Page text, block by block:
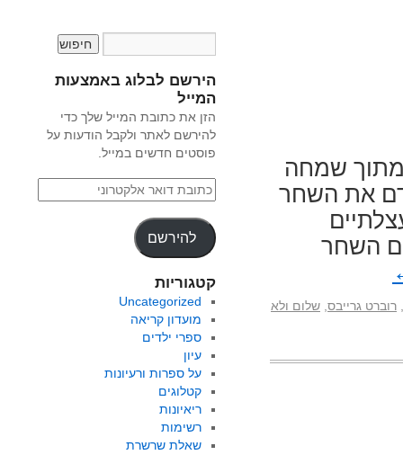
מתוך שמחה
את השחר
השחר
רוברט גרייבס שלום ולא
הירשם לבלוג באמצעות
המייל
הזן את כתובת המייל שלך כדי
להירשם לאתר ולקבל הודעות על
פוסטים חדשים במייל.
להירשם
קטגוריות
Uncategorized
מועדון קריאה
ספרי ילדים
עיון
על ספרות ורעיונות
קטלוגים
ריאיונות
רשימות
שאלת שרשרת